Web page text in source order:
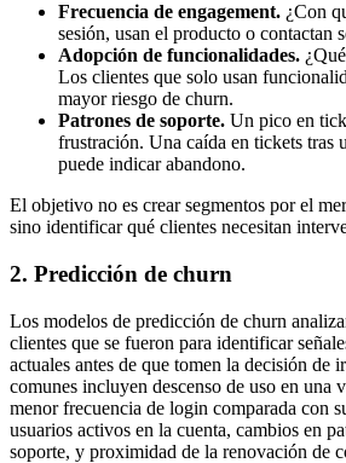
Frecuencia de engagement. ¿Con
sesión, usan el producto o contactan
Adopción de funcionalidades.
Los clientes que solo usan
mayor riesgo de churn.
Patrones de soporte. Un pico en
frustración. Una caída en tickets tras
puede indicar abandono.
El objetivo no es crear segmentos por el
sino identificar qué clientes necesitan
2. Predicción de churn
Los modelos de predicción de churn
clientes que se fueron para identificar
actuales antes de que tomen la decisión de
comunes incluyen descenso de uso en una
menor frecuencia de login comparada con
usuarios activos en la cuenta, cambios en
soporte, y proximidad de la renovación de